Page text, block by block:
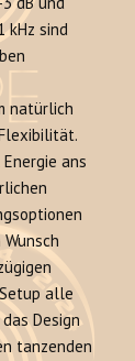
kHz sind
natürlich
ans
alle
Design
tanzenden